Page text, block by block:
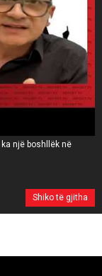
një boshllëk në
Shiko të gjitha